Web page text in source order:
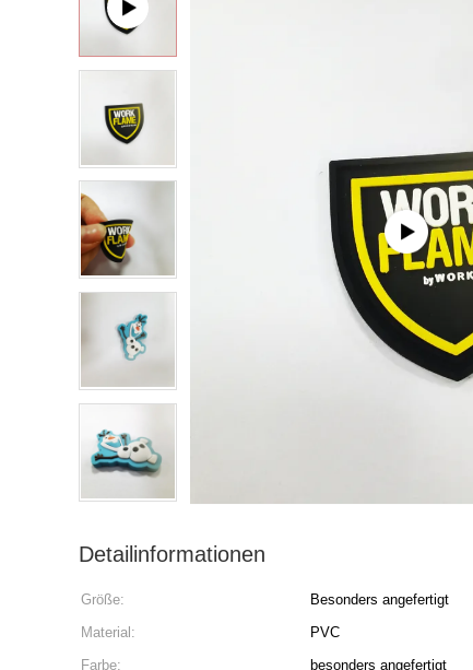
Detailinformationen
Größe: Besonders angefertigt
Material:
PVC
Farbe:
besonders angefertigt